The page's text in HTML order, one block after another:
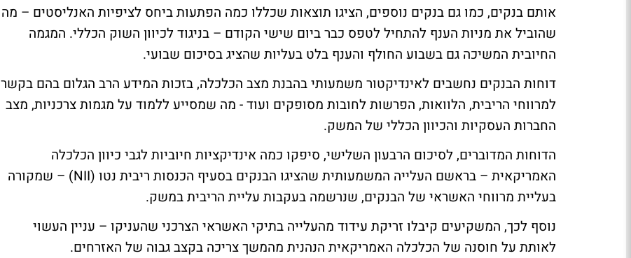
אותם בנקים, כמו גם בנקים נוספים, הציגו תוצאות שכללו כמה הפתעות ביחס לציפיות האנליסטים – מה
שהוביל את מניות הענף להתחיל לטפס כבר ביום שישי הקודם – בניגוד לכיוון השוק הכללי. המגמה
החיובית המשיכה גם בשבוע החולף והענף בלט בעליות שהציג בסיכום שבועי.
דוחות הבנקים נחשבים לאינדיקטור משמעותי בהבנת מצב הכלכלה, בזכות המידע הרב הגלום בהם בקשר
למרווחי הריבית, הלוואות, הפרשות לחובות מסופקים ועוד - מה שמסייע ללמוד על מגמות צרכניות, מצב
החברות העסקיות והכיוון הכללי של המשק.
הדוחות המדוברים, לסיכום הרבעון השלישי, סיפקו כמה אינדיקציות חיוביות לגבי כיוון הכלכלה
האמריקאית – בראשם העלייה המשמעותית שהציגו הבנקים בסעיף הכנסות ריבית נטו (NII) – שמקורה
בעליית מרווחי האשראי של הבנקים, שנרשמה בעקבות עליית הריבית במשק.
נוסף לכך, המשקיעים קיבלו זריקת עידוד מהעלייה בתיקי האשראי הצרכני שהעניקו – עניין העשוי
לאותת על חוסנה של הכלכלה האמריקאית הנהנית מהמשך צריכה בקצב גבוה של האזרחים.